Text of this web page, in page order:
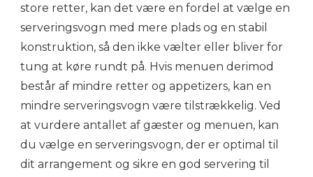
store retter, kan det være en fordel at vælge en
serveringsvogn med mere plads og en stabil
konstruktion, så den ikke vælter eller bliver for
tung at køre rundt på. Hvis menuen derimod
består af mindre retter og appetizers, kan en
mindre serveringsvogn være tilstrækkelig. Ved
at vurdere antallet af gæster og menuen, kan
du vælge en serveringsvogn, der er optimal til
dit arrangement og sikre en god servering til